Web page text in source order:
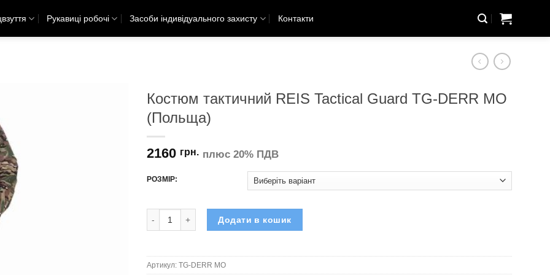
Рукавиці робочі Засоби індивідуального захисту Контакти
Костюм тактичний REIS Tactical Guard TG-DERR MO
(Польща)
2160 грн. плюс 20% ПДВ
РОЗМІР:
Додати в кошик
Артикул: TG-DERR MO